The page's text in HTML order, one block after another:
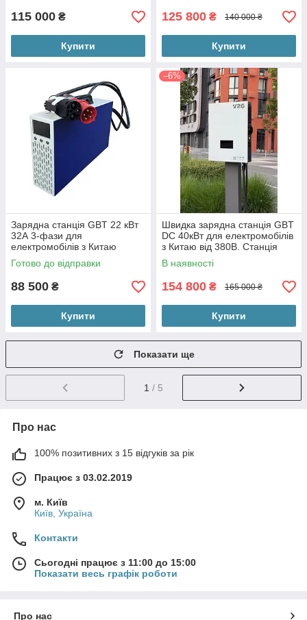
115 000 ₴
Купити
125 800 ₴ 140 000 ₴
Купити
Зарядна станція GBT 22 кВт
32А 3-фази для
електромобілів з Китаю
Zeekr, BYD Tang L, Xiaomi
su7, VW id4. Тиха версія!
Готово до відправки
88 500 ₴
Купити
–6%
Швидка зарядна станція GBT
DC 40кВт для електромобілів
з Китаю від 380В. Станція
постійного струму 200-1000V
DC.
В наявності
154 800 ₴ 165 000 ₴
Купити
Показати ще
1 / 5
Про нас
100% позитивних з 15 відгуків за рік
Працює з 03.02.2019
м. Київ
Київ, Україна
Контакти
Сьогодні працює з 11:00 до 15:00
Показати весь графік роботи
Про нас